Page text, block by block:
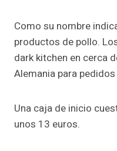
Como su nombre
productos de pollo.
dark kitchen en cerca
Alemania para pedidos
Una caja de inicio
unos 13 euros.